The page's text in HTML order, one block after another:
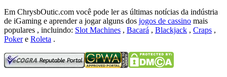
Em ChrysbOutic.com você pode ler as últimas notícias da indústria
de iGaming e aprender a jogar alguns dos jogos de cassino mais
populares , incluindo: Slot Machines , Bacará , Blackjack , Craps ,
Pokere Roleta .